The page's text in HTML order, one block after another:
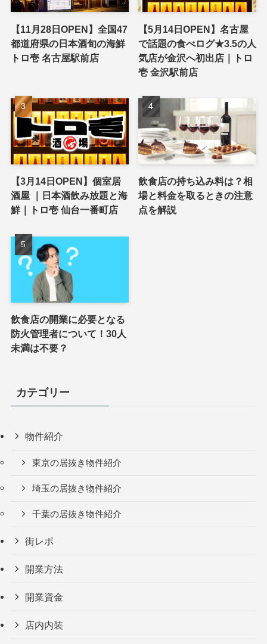
【11月28日OPEN】全国47
都道府県の日本酒旬の海鮮
トロ壱 名古屋駅前店
【5月14日OPEN】名古屋
で話題の食べログ★3.5の人
気店が金沢へ初出店｜トロ
壱 金沢駅前店
【3月14日OPEN】個室居
酒屋 ｜日本酒飲み放題と海
鮮｜トロ壱 仙台一番町店
飲食店の持ち込み料は？相
場と料金を取るときの注意
点を解説
飲食店の開業に必要となる
防火管理者について！30人
未満は不要？
カテゴリー
物件紹介
東京の居抜き物件紹介
埼玉の居抜き物件紹介
千葉の居抜き物件紹介
街レポ
開業方法
開業資金
店内内装